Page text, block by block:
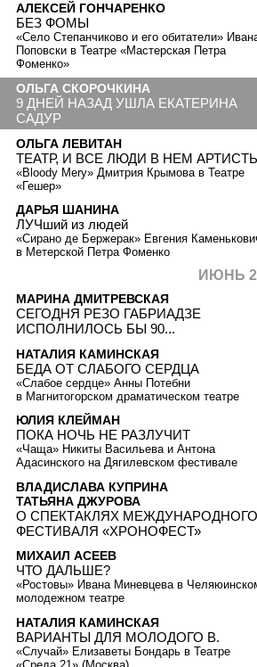
АЛЕКСЕЙ ГОНЧАРЕНКО
БЕЗ ФОМЫ
«Село Степанчиково и его обитатели»
Поповски в Театре «Мастерская Петра
Фоменко»
ОЛЬГА СКОРОЧКИНА
9 ДНЕЙ НАЗАД УШЛА ЕКАТЕРИНА
САДУР
ОЛЬГА ЛЕВИТАН
ТЕАТР, И ВСЕ ЛЮДИ В НЕМ
«Bloody Mery» Дмитрия Крымова в Театре
«Гешер»
ДАРЬЯ ШАНИНА
ЛУЧший из людей
«Сирано де Бержерак» Евгения
в Метерской Петра Фоменко
ИЮНЬ
МАРИНА ДМИТРЕВСКАЯ
СЕГОДНЯ РЕЗО ГАБРИАДЗЕ
ИСПОЛНИЛОСЬ БЫ 90...
НАТАЛИЯ КАМИНСКАЯ
БЕДА ОТ СЛАБОГО СЕРДЦА
«Слабое сердце» Анны Потебни
в Магнитогорском драматическом театре
ЮЛИЯ КЛЕЙМАН
ПОКА НОЧЬ НЕ РАЗЛУЧИТ
«Чаща» Никиты Васильева и Антона
Адасинского на Дягилевском фестивале
ВЛАДИСЛАВА КУПРИНА
ТАТЬЯНА ДЖУРОВА
О СПЕКТАКЛЯХ МЕЖДУНАРОДНОГО
ФЕСТИВАЛЯ «ХРОНОФЕСТ»
МИХАИЛ АСЕЕВ
ЧТО ДАЛЬШЕ?
«Ростовы» Ивана Миневцева в
молодежном театре
НАТАЛИЯ КАМИНСКАЯ
ВАРИАНТЫ ДЛЯ МОЛОДОГО В.
«Случай» Елизаветы Бондарь в Театре